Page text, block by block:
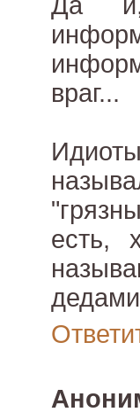
Да и,
враг...
есть,